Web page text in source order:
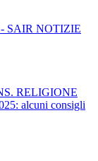
SAIR NOTIZIE
RELIGIONE
alcuni consigli